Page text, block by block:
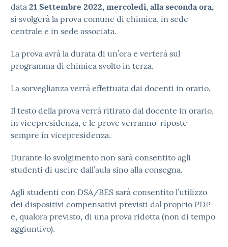
data 21 Settembre 2022, mercoledì, alla seconda ora,
si svolgerà la prova comune di chimica, in sede
centrale e in sede associata.
La prova avrà la durata di un’ora e verterà sul
programma di chimica svolto in terza.
La sorveglianza verrà effettuata dai docenti in orario.
Il testo della prova verrà ritirato dal docente in orario,
in vicepresidenza, e le prove verranno riposte
sempre in vicepresidenza.
Durante lo svolgimento non sarà consentito agli
studenti di uscire dall’aula sino alla consegna.
Agli studenti con DSA/BES sarà consentito l’utilizzo
dei dispositivi compensativi previsti dal proprio PDP
e, qualora previsto, di una prova ridotta (non di tempo
aggiuntivo).